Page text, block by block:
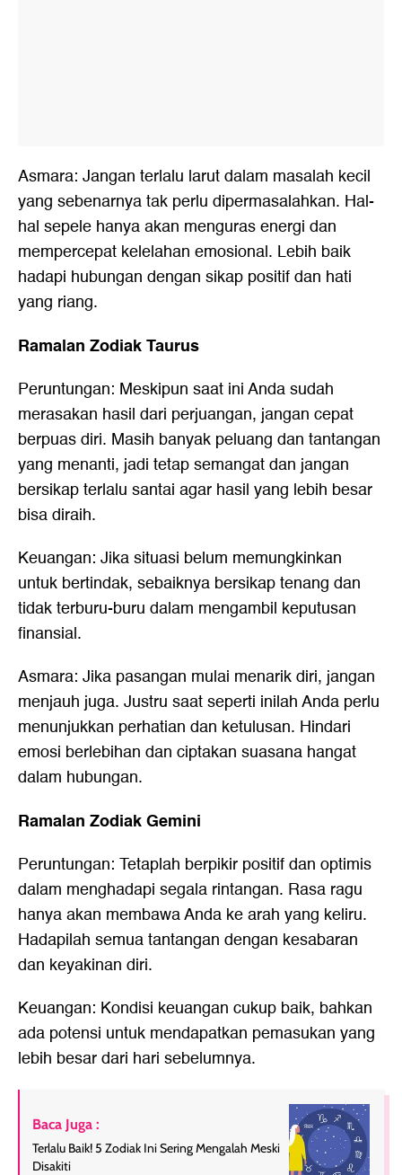
Asmara: Jangan terlalu larut dalam masalah kecil
yang sebenarnya tak perlu dipermasalahkan. Hal-
hal sepele hanya akan menguras energi dan
mempercepat kelelahan emosional. Lebih baik
hadapi hubungan dengan sikap positif dan hati
yang riang.
Ramalan Zodiak Taurus
Peruntungan: Meskipun saat ini Anda sudah
merasakan hasil dari perjuangan, jangan cepat
berpuas diri. Masih banyak peluang dan tantangan
yang menanti, jadi tetap semangat dan jangan
bersikap terlalu santai agar hasil yang lebih besar
bisa diraih.
Keuangan: Jika situasi belum memungkinkan
untuk bertindak, sebaiknya bersikap tenang dan
tidak terburu-buru dalam mengambil keputusan
finansial.
Asmara: Jika pasangan mulai menarik diri, jangan
menjauh juga. Justru saat seperti inilah Anda perlu
menunjukkan perhatian dan ketulusan. Hindari
emosi berlebihan dan ciptakan suasana hangat
dalam hubungan.
Ramalan Zodiak Gemini
Peruntungan: Tetaplah berpikir positif dan optimis
dalam menghadapi segala rintangan. Rasa ragu
hanya akan membawa Anda ke arah yang keliru.
Hadapilah semua tantangan dengan kesabaran
dan keyakinan diri.
Keuangan: Kondisi keuangan cukup baik, bahkan
ada potensi untuk mendapatkan pemasukan yang
lebih besar dari hari sebelumnya.
Baca Juga :
Terlalu Baik! 5 Zodiak Ini Sering Mengalah Meski
Disakiti